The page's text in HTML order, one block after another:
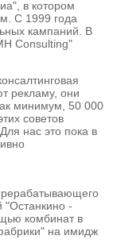
в котором
С 1999 года
кампаний. В
Consulting"
рекламу, они
минимум, 50 000
советов
нас это пока в
"Останкино -
комбинат в
на имидж